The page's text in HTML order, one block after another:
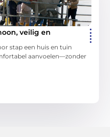
veilig en
stap een huis en tuin
aanvoelen—zonder